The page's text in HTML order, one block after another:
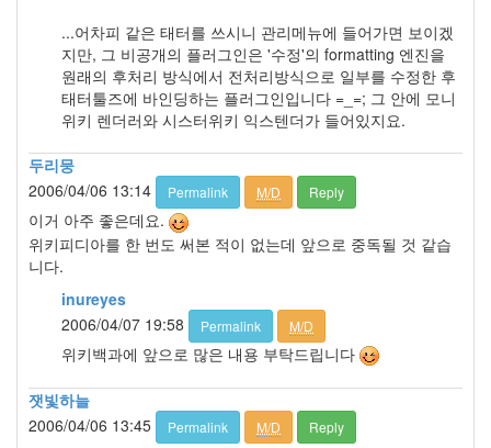
...어차피 같은 태터를 쓰시니 관리메뉴에 들어가면 보이겠
지만, 그 비공개의 플러그인은 '수정'의 formatting 엔진을
원래의 후처리 방식에서 전처리방식으로 일부를 수정한 후
태터툴즈에 바인딩하는 플러그인입니다 =_=; 그 안에 모니
위키 렌더러와 시스터위키 익스텐더가 들어있지요.
두리뭉
2006/04/06 13:14
Permalink M/D Reply
이거 아주 좋은데요.
위키피디아를 한 번도 써본 적이 없는데 앞으로 중독될 것 같습
니다.
inureyes
2006/04/07 19:58
Permalink M/D
위키백과에 앞으로 많은 내용 부탁드립니다
잿빛하늘
2006/04/06 13:45
Permalink M/D Reply